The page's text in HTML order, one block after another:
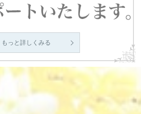
もっと詳しくみる